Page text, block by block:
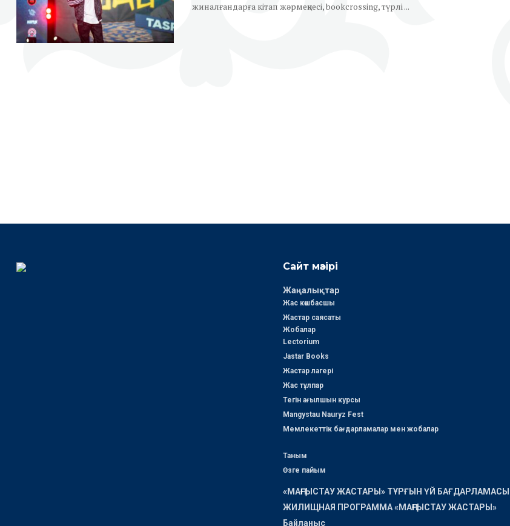
жиналғандарға кітап жәрмеңкесі, bookcrossing, түрлі ...
Сайт мәзірі
Жаңалықтар
Жас көшбасшы
Жастар саясаты
Жобалар
Lectorium
Jastar Books
Жастар лагері
Жас тұлпар
Тегін ағылшын курсы
Mangystau Nauryz Fest
Мемлекеттік бағдарламалар мен жобалар
Таным
Өзге пайым
«МАҢҒЫСТАУ ЖАСТАРЫ» ТҰРҒЫН ҮЙ БАҒДАРЛАМАСЫ
ЖИЛИЩНАЯ ПРОГРАММА «МАҢҒЫСТАУ ЖАСТАРЫ»
Байланыс